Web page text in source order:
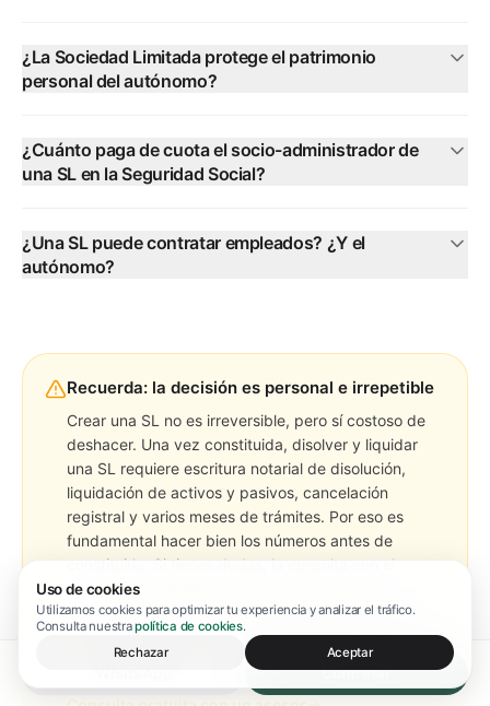
Uso de cookies
Utilizamos cookies para optimizar tu experiencia y analizar el tráfico.
Consulta nuestrapolítica de cookies.
Rechazar
Aceptar
Contratar
¿La Sociedad Limitada protege el patrimonio
personal del autónomo?
¿Cuánto paga de cuota el socio-administrador de
una SL en la Seguridad Social?
¿Una SL puede contratar empleados? ¿Y el
autónomo?
Recuerda: la decisión es personal e irrepetible
Crear una SL no es irreversible, pero sí costoso de
deshacer. Una vez constituida, disolver y liquidar
una SL requiere escritura notarial de disolución,
liquidación de activos y pasivos, cancelación
registral y varios meses de trámites. Por eso es
fundamental hacer bien los números antes de
constituirla. Si tienes dudas, la consulta con el
equipo fiscal de Billeo es gratuita para quienes se
plantean el cambio. Te decimos honestamente si en
tu caso conviene o no, sin interés comercial en
empujarte hacia la SL si no es lo correcto para ti.